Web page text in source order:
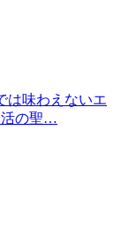
は味わえないエ
活の聖…